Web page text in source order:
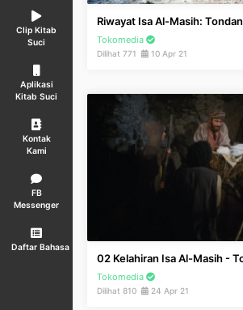
Clip Kitab
Suci
Aplikasi
Kitab Suci
Kontak
Kami
FB
Messenger
Daftar Bahasa
Riwayat Isa Al-Masih:
Tokomedia
Dilihat 771 10 Apr 21
02 Kelahiran Isa Al-Masih -
Tokomedia
Dilihat 810 24 Apr 21